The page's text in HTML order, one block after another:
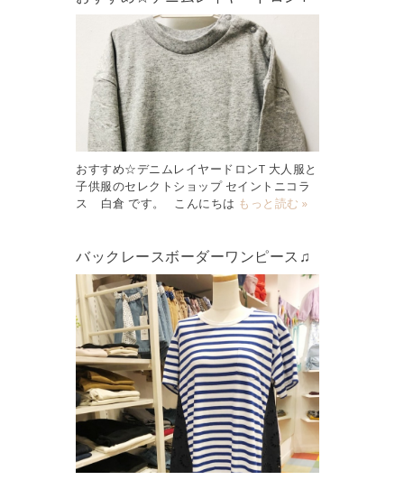
おすすめ☆デニムレイヤードロンT 大人服と
子供服のセレクトショップ セイントニコラ
ス 白倉 です。 こんにちは もっと読む »
バックレースボーダーワンピース♫